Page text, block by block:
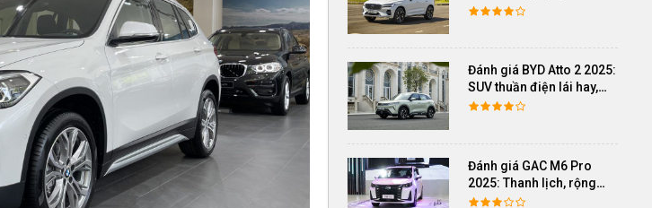
giản, an toàn và đủ khác
Đánh giá BYD Atto 2 2025:
SUV thuần điện lái hay,
cách âm vượt trội
Đánh giá GAC M6 Pro
2025: Thanh lịch, rộng
rãi, đầy đủ tiện nghi, vận